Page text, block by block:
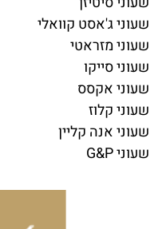
שעוני ג'אסט קוואלי
שעוני מזראטי
שעוני סייקו
שעוני אקסס
שעוני קלוז
שעוני אנה קליין
שעוני G&P